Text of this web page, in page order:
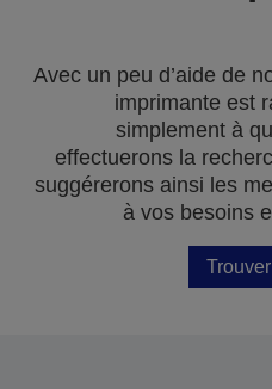
Avec un peu d’aide de
imprimante est
simplement à
effectuerons la
suggérerons ainsi les
à vos besoins